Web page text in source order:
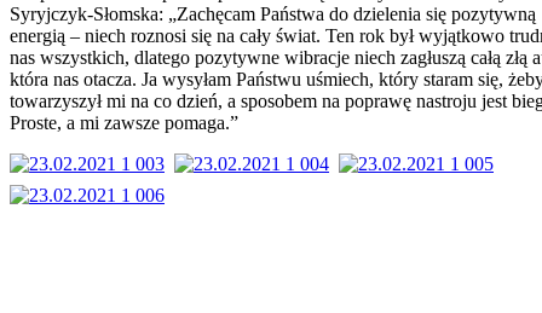
Syryjczyk-Słomska: „Zachęcam Państwa do dzielenia się pozytywną
energią – niech roznosi się na cały świat. Ten rok był wyjątkowo
nas wszystkich, dlatego pozytywne wibracje niech zagłuszą całą złą
która nas otacza. Ja wysyłam Państwu uśmiech, który staram się,
towarzyszył mi na co dzień, a sposobem na poprawę nastroju jest
Proste, a mi zawsze pomaga.”